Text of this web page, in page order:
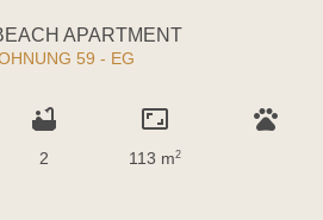
APARTMENT
59 - EG
bathtub
2
aspect_ratio
113 m2
pets